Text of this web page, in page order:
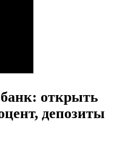
открыть
депозиты